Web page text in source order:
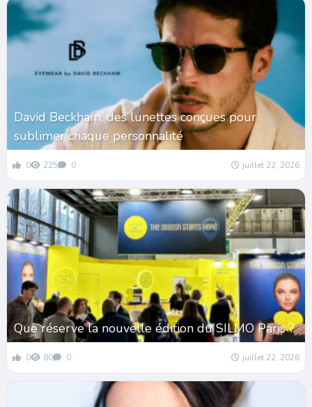
David Beckham, des lunettes conçues pour
sublimer chaque personnalité
0 225 0 juillet 22, 2026
Que réserve la nouvelle édition du SILMO Paris ?
0 80 0 juillet 22, 2026